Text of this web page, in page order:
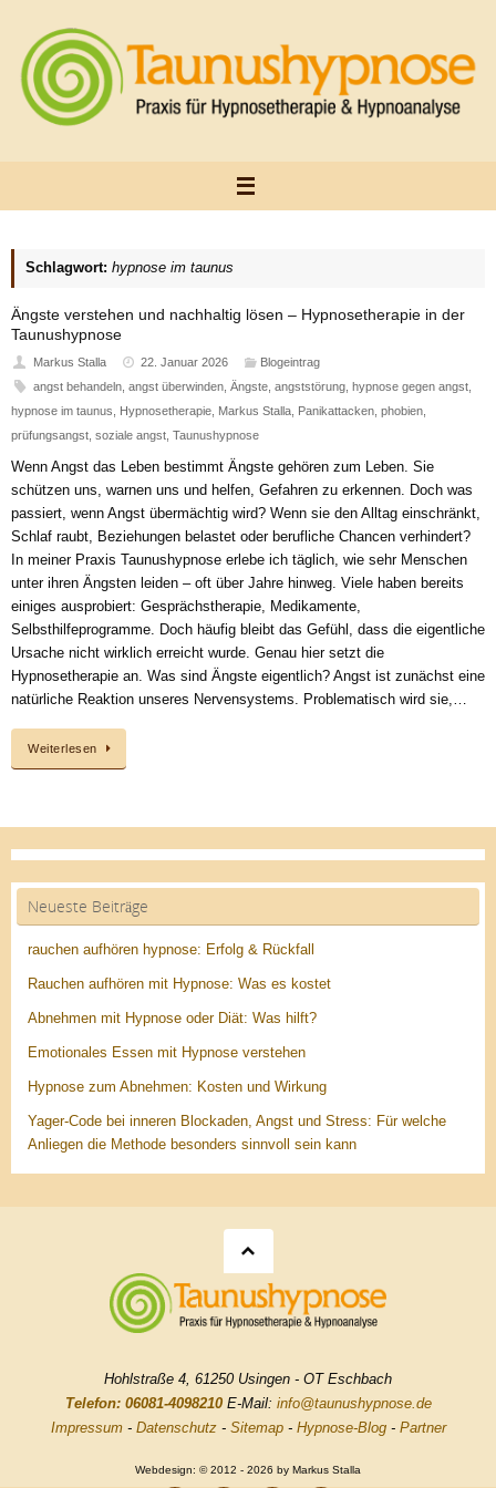
springen
Schlagwort: hypnose im taunus
Ängste verstehen und nachhaltig lösen – Hypnosetherapie in der
Taunushypnose
Markus Stalla 22. Januar 2026
Blogeintrag
angst behandeln, angst überwinden, Ängste, angststörung, hypnose gegen angst,
hypnose im taunus
Hypnosetherapie Markus Stalla Panikattacken phobien
prüfungsangst soziale angst Taunushypnose
Wenn Angst das Leben bestimmt Ängste gehören zum Leben. Sie
schützen uns, warnen uns und helfen, Gefahren zu erkennen. Doch was
passiert, wenn Angst übermächtig wird? Wenn sie den Alltag einschränkt,
Schlaf raubt, Beziehungen belastet oder berufliche Chancen verhindert?
In meiner Praxis Taunushypnose erlebe ich täglich, wie sehr Menschen
unter ihren Ängsten leiden – oft über Jahre hinweg. Viele haben bereits
einiges ausprobiert: Gesprächstherapie, Medikamente,
Selbsthilfeprogramme. Doch häufig bleibt das Gefühl, dass die eigentliche
Ursache nicht wirklich erreicht wurde. Genau hier setzt die
Hypnosetherapie an. Was sind Ängste eigentlich? Angst ist zunächst eine
natürliche Reaktion unseres Nervensystems. Problematisch wird sie,…
Weiterlesen
Neueste Beiträge
rauchen aufhören hypnose: Erfolg & Rückfall
Rauchen aufhören mit Hypnose: Was es kostet
Abnehmen mit Hypnose oder Diät: Was hilft?
Emotionales Essen mit Hypnose verstehen
Hypnose zum Abnehmen: Kosten und Wirkung
Yager-Code bei inneren Blockaden, Angst und Stress: Für welche
Anliegen die Methode besonders sinnvoll sein kann
Hohlstraße 4, 61250 Usingen - OT Eschbach
Telefon: 06081-4098210E-Mail: info@taunushypnose.de
Impressum- Datenschutz- Sitemap- Hypnose-Blog- Partner
Webdesign: © 2012 - 2026 by Markus Stalla